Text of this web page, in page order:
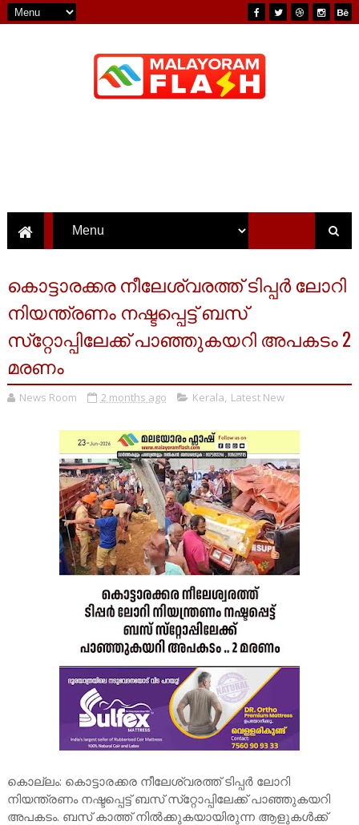
കൊട്ടാരക്കര നീലേശ്വരത്ത് ടിപ്പര്‍ ലോറി
നിയന്ത്രണം നഷ്ടപ്പെട്ട് ബസ്
സ്‌റ്റോപ്പിലേക്ക് പാഞ്ഞുകയറി അപകടം 2
മരണം
News Room 2 months ago Kerala, Latest New
കൊല്ലം: കൊട്ടാരക്കര നീലേശ്വരത്ത് ടിപ്പര്‍ ലോറി
നിയന്ത്രണം നഷ്ടപ്പെട്ട് ബസ് സ്‌റ്റോപ്പിലേക്ക് പാഞ്ഞുകയറി
അപകടം. ബസ് കാത്ത് നില്‍ക്കുകയായിരുന്ന ആളുകള്‍ക്ക്